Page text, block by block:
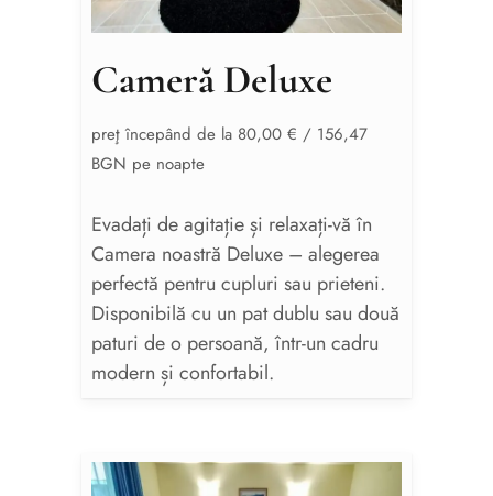
Cameră Deluxe
preţ începând de la 80,00 € / 156,47
BGN pe noapte
Evadați de agitație și relaxați-vă în
Camera noastră Deluxe – alegerea
perfectă pentru cupluri sau prieteni.
Disponibilă cu un pat dublu sau două
paturi de o persoană, într-un cadru
modern și confortabil.